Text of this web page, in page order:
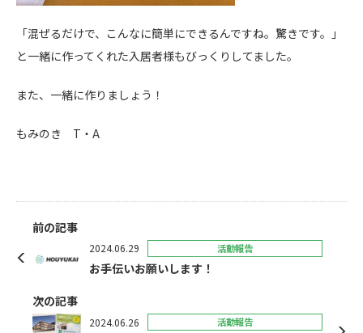
「混ぜるだけで、こんなに簡単にできるんですね。驚きです。」
と一緒に作ってくれた入居者様もびっくりしてました。
また、一緒に作りましょう！
もみのき T・A
前の記事
2024.06.29 活動報告
お手伝いお願いします！
次の記事
2024.06.26 活動報告